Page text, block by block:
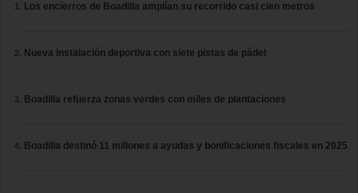
Los encierros de Boadilla amplían su recorrido casi cien metros
Nueva instalación deportiva con siete pistas de pádel
Boadilla refuerza zonas verdes con miles de plantaciones
Boadilla destinó 11 millones a ayudas y bonificaciones fiscales en 2025